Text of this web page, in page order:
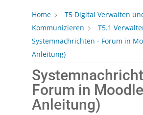
Home
T5 Digital Verwalten
Kommunizieren
T5.1
Systemnachrichten - Forum in
Anleitung)
Forum in
Anleitung)